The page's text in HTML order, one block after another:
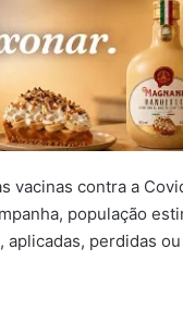
vacinas contra a
população
perdidas